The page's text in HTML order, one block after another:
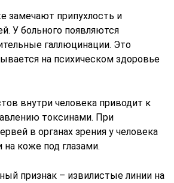
замечают припухлость и
У больного появляются
галлюцинации. Это
на психическом здоровье
внутри человека приводит к
токсинами. При
в органах зрения у человека
на коже под глазами.
признак – извилистые линии на